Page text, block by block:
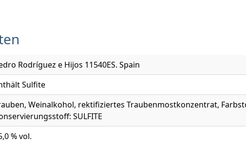
Rodríguez e Hijos 11540ES. Spain
Sulfite
Weinalkohol, rektifiziertes Traubenmostkonzentrat,
SULFITE
% vol.